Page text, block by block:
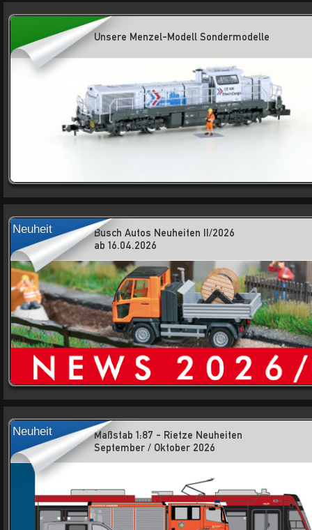
Unsere Menzel-Modell Sondermodelle
Neuheit
Busch Autos Neuheiten II/2026
ab 16.04.2026
Neuheit
Maßstab 1:87 - Rietze Neuheiten
September / Oktober 2026